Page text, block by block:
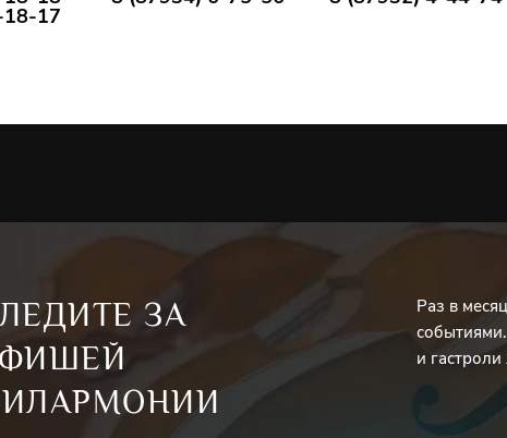
Валентина Мазунина
Валентина Мазунина
создании проекта «Это не просто». Программа
интернатов обрести наставников.
Российская актриса театра и
Щукинское театральное училище, после чего
московского театра "Сопричастность«.В течении
главных ролей, параллельно снимаясь в кино и
проектах. Зрителю Мария знакома по
Максима Аверина в любимом миллионами
17
ЗА
Раз в
и